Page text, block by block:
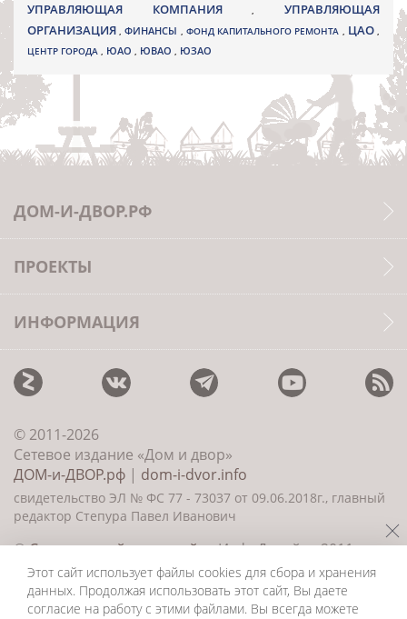
УПРАВЛЯЮЩАЯ КОМПАНИЯ,УПРАВЛЯЮЩАЯ
ОРГАНИЗАЦИЯ,ФИНАНСЫ , ФОНД КАПИТАЛЬНОГО РЕМОНТА , ЦАО,
ЦЕНТР ГОРОДА , ЮАО , ЮВАО , ЮЗАО
ДОМ-И-ДВОР.РФ
ПРОЕКТЫ
ИНФОРМАЦИЯ
© 2011-2026
Сетевое издание «Дом и двор»
ДОМ-и-ДВОР.рф | dom-i-dvor.info
свидетельство ЭЛ № ФС 77 - 73037 от 09.06.2018г., главный
редактор Степура Павел Иванович
©Создание сайта и дизайн«ИнфоДизайн» 2011—
2026
Этот сайт использует файлы cookies для сбора и хранения
данных. Продолжая использовать этот сайт, Вы даете
согласие на работу с этими файлами. Вы всегда можете